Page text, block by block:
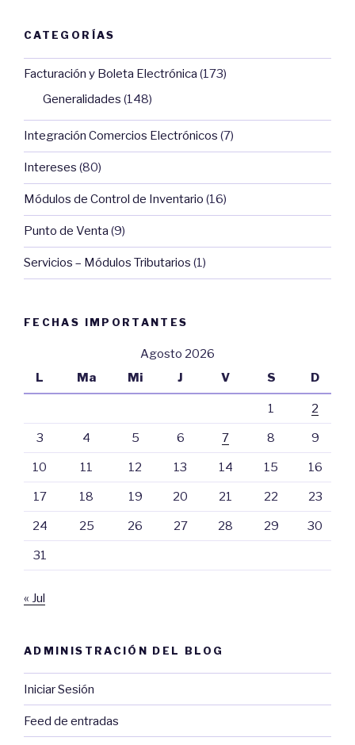
CATEGORÍAS
Facturación y Boleta Electrónica (173)
Generalidades (148)
Integración Comercios Electrónicos (7)
Intereses (80)
Módulos de Control de Inventario (16)
Punto de Venta (9)
Servicios – Módulos Tributarios (1)
FECHAS IMPORTANTES
Agosto 2026
L
Ma Mi J V S D
1 2
3 4 5 6 7 8 9
10 11 12 13 14 15 16
17 18 19 20 21 22 23
24 25 26 27 28 29 30
31
« Jul
ADMINISTRACIÓN DEL BLOG
Iniciar Sesión
Feed de entradas